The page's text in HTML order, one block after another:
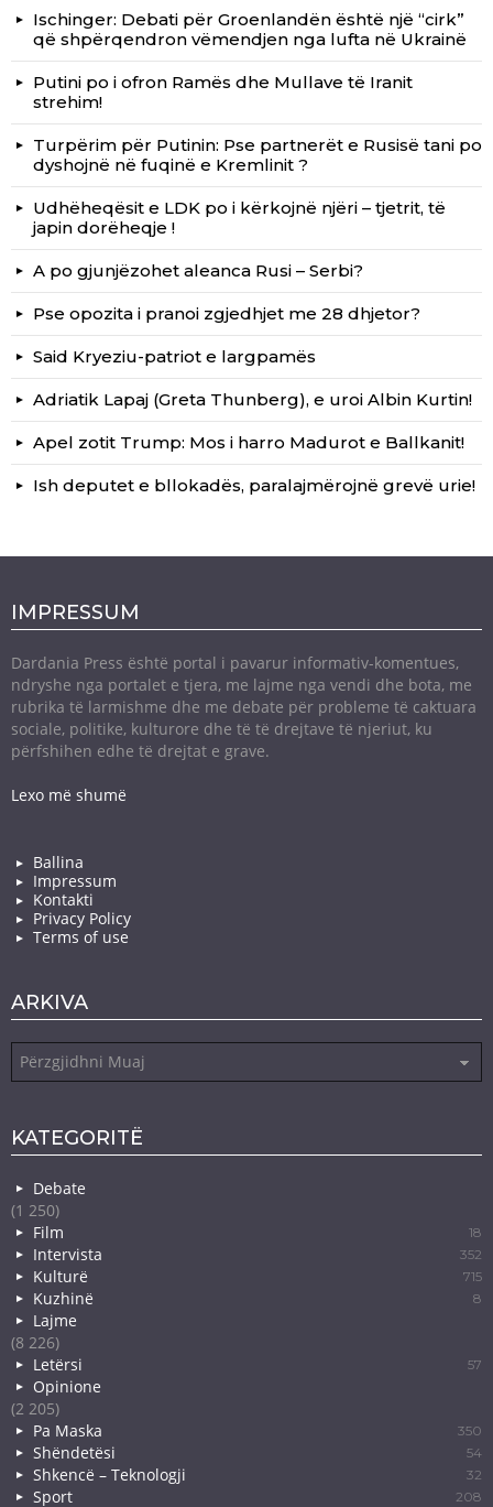
Ischinger: Debati për Groenlandën është një “cirk”
që shpërqendron vëmendjen nga lufta në Ukrainë
Putini po i ofron Ramës dhe Mullave të Iranit
strehim!
Turpërim për Putinin: Pse partnerët e Rusisë tani po
dyshojnë në fuqinë e Kremlinit ?
Udhëheqësit e LDK po i kërkojnë njëri – tjetrit, të
japin dorëheqje !
A po gjunjëzohet aleanca Rusi – Serbi?
Pse opozita i pranoi zgjedhjet me 28 dhjetor?
Said Kryeziu-patriot e largpamës
Adriatik Lapaj (Greta Thunberg), e uroi Albin Kurtin!
Apel zotit Trump: Mos i harro Madurot e Ballkanit!
Ish deputet e bllokadës, paralajmërojnë grevë urie!
IMPRESSUM
Dardania Press është portal i pavarur informativ-komentues,
ndryshe nga portalet e tjera, me lajme nga vendi dhe bota, me
rubrika të larmishme dhe me debate për probleme të caktuara
sociale, politike, kulturore dhe të të drejtave të njeriut, ku
përfshihen edhe të drejtat e grave.
Lexo më shumë
Ballina
Impressum
Kontakti
Privacy Policy
Terms of use
ARKIVA
KATEGORITË
Debate
(1 250)
Film
18
Intervista 352
Kulturë 715
Kuzhinë 8
Lajme
(8 226)
Letërsi
57
Opinione
(2 205)
Pa Maska
350
Shëndetësi 54
Shkencë – Teknologji 32
Sport 208